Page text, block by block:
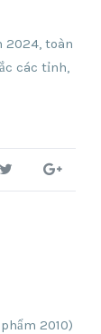
2024, toàn
các tỉnh,
2010)